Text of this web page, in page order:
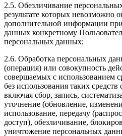
2.5. Обезличивание
результате которых невозможно
дополнительной информации
данных конкретному
персональных данных;
2.6. Обработка персональных
(операция) или совокупность
совершаемых с использованием
без использования таких
включая сбор, запись,
уточнение (обновление,
использование, передачу
доступ), обезличивание,
уничтожение персональных